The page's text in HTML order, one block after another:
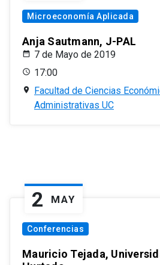
Microeconomía Aplicada
Anja Sautmann, J-PAL
7 de Mayo de 2019
17:00
Facultad de Ciencias
Administrativas UC
2 MAY
Conferencias
Mauricio Tejada,